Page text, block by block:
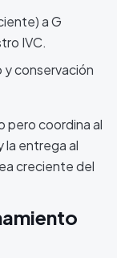
a G
IVC.
conservación
pero coordina al
la entrega al
creciente del